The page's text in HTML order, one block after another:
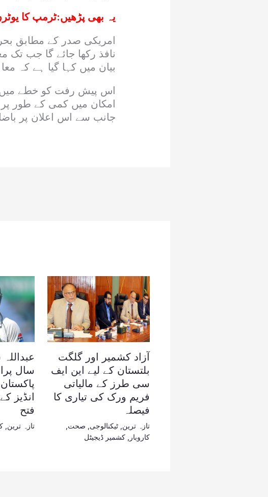
یہ بھی پڑھیں:ٹرمپ کا
امریکی صدر کے مطابق
نافذ رکھا جائے گا جب تک
بیان میں کہا گیا ہے کہ
اس پیش رفت کو خطے میں
امکان میں کمی کے طور پر
جانب سے اس اعلان پر
آزاد کشمیر اور گلگت
بلتستان کے لیے این ایف
سی طرز کے مالیاتی
فریم ورک کی تیاری کا
فیصلہ
تازہ ترین ٹیکنالوجی صحت
کاروبار
کشمیر ڈیجیٹل
سال
انڈیز
فتح
تازہ ترین ,